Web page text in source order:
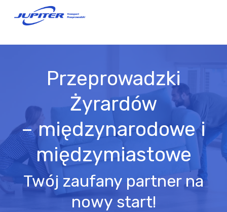
Przeprowadzki
Żyrardów
– międzynarodowe i
międzymiastowe
Twój zaufany partner na
nowy start!